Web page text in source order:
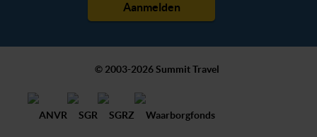
© 2003-2026 Summit Travel